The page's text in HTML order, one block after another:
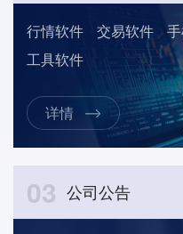
行情软件 交易软件
工具软件
详情
03 公司公告